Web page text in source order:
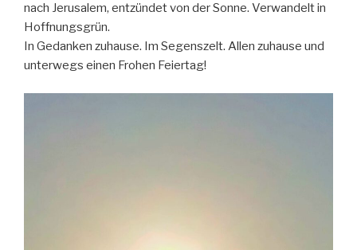
nach Jerusalem, entzündet von der Sonne. Verwandelt in
Hoffnungsgrün.
In Gedanken zuhause. Im Segenszelt. Allen zuhause und
unterwegs einen Frohen Feiertag!